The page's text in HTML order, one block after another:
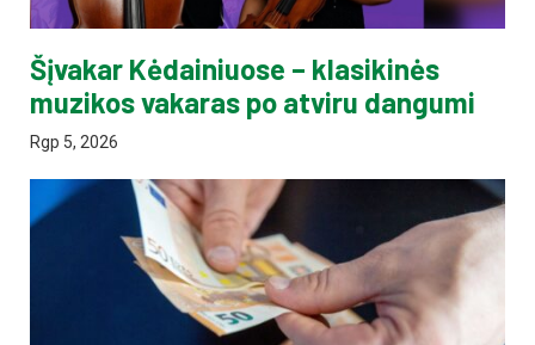
Šįvakar Kėdainiuose – klasikinės
muzikos vakaras po atviru dangumi
Rgp 5, 2026